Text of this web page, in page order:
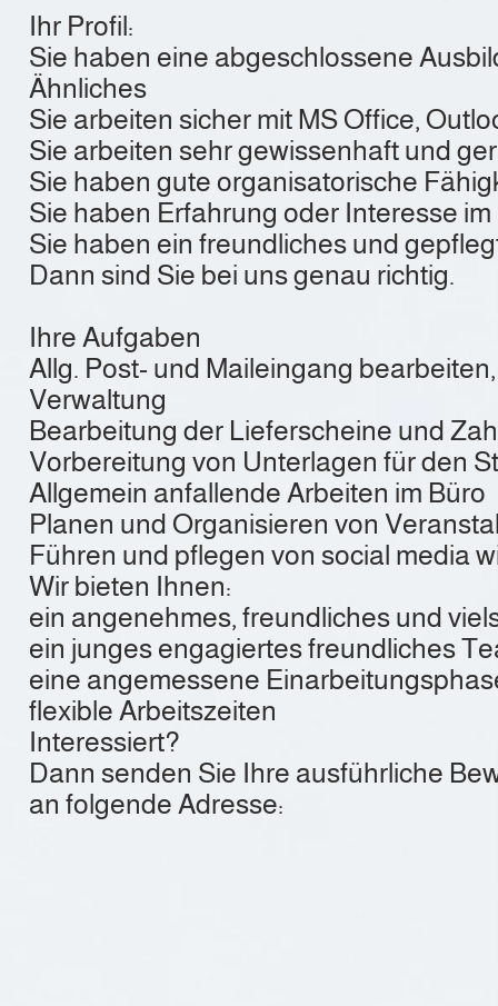
Ihr Profil:
Sie haben eine abgeschlossene
Ähnliches
Sie arbeiten sicher mit MS Office,
Sie arbeiten sehr gewissenhaft und
Sie haben gute organisatorische
Sie haben Erfahrung oder Interesse
Sie haben ein freundliches und
Dann sind Sie bei uns genau richtig.
Ihre Aufgaben
Allg. Post- und Maileingang
Verwaltung
Bearbeitung der Lieferscheine und
Vorbereitung von Unterlagen für den
Allgemein anfallende Arbeiten im Büro
Planen und Organisieren von
Führen und pflegen von social media
Wir bieten Ihnen:
ein angenehmes, freundliches und
ein junges engagiertes freundliches
eine angemessene
flexible Arbeitszeiten
Interessiert?
Dann senden Sie Ihre ausführliche
an folgende Adresse: